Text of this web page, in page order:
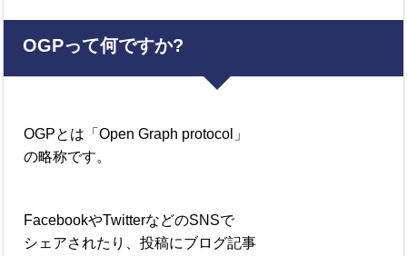
OGPって何ですか?
OGPとは「Open Graph protocol」
の略称です。
FacebookやTwitterなどのSNSで
シェアされたり、投稿にブログ記事